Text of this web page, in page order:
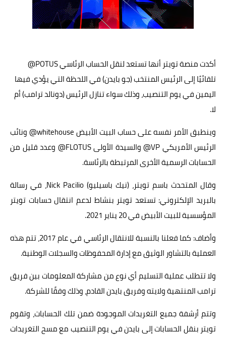
شركات
ابتكارات
حواسيب
أكدت منصة تويتر أنها تستعد لنقل الحساب الرئاسي POTUS@
تلقائيًا إلى الرئيس المنتخب (جو بايدن) في اللحظة التي يؤدي فيها
اليمين في يوم التنصيب، وذلك سواء تنازل الرئيس (دونالد ترامب) أم
لا.
وينطبق الأمر نفسه على حساب البيت الأبيض whitehouse@ ونائب
الرئيس الأمريكي VP@ والسيدة الأولى FLOTUS@ وعدد قليل من
الحسابات الرسمية الأخرى المرتبطة بالرئاسة.
وقال المتحدث باسم تويتر، (نيك باسيليو) Nick Pacilio، في رسالة
بالبريد الإلكتروني: تستعد تويتر بنشاط لدعم انتقال حسابات تويتر
المؤسسية للبيت الأبيض في 20 يناير 2021.
وأضاف: كما فعلنا بالنسبة للانتقال الرئاسي في عام 2017، تتم هذه
العملية بالتشاور الوثيق مع إدارة المحفوظات والسجلات الوطنية.
ولا تتطلب عملية التسليم أي نوع من مشاركة المعلومات بين فريق
ترامب المنتهية ولايته وفريق بايدن القادم، وذلك وفقًا للشركة.
وتتم أرشفة جميع التغريدات الموجودة ضمن تلك الحسابات، وتقوم
تويتر بنقل الحسابات إلى بايدن في يوم التنصيب مع مسح التغريدات